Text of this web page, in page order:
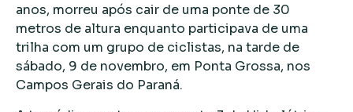
anos, morreu após cair de uma ponte de 30
metros de altura enquanto participava de uma
trilha com um grupo de ciclistas, na tarde de
sábado, 9 de novembro, em Ponta Grossa, nos
Campos Gerais do Paraná.